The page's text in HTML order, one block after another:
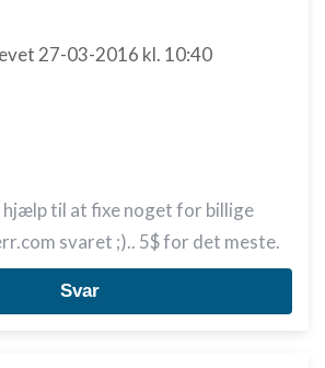
27-03-2016 kl. 10:40
hjælp til at fixe noget for billige
svaret ;).. 5$ for det meste.
Svar